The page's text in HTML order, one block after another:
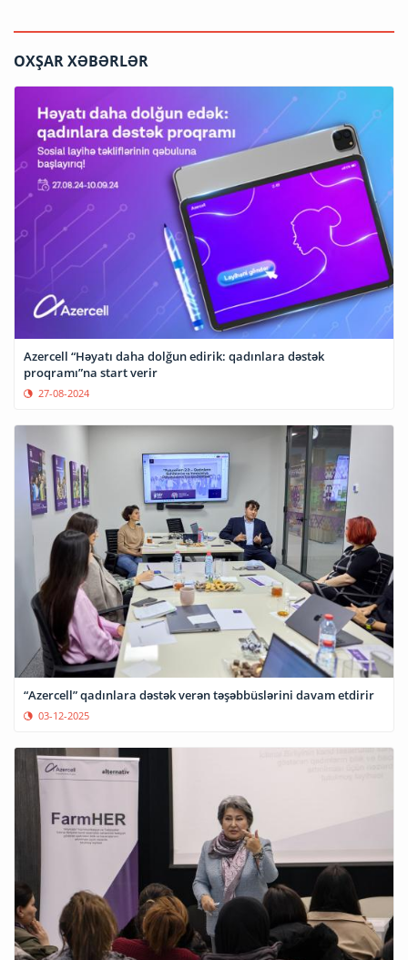
OXŞAR XƏBƏRLƏR
Azercell “Həyatı daha dolğun edirik: qadınlara dəstək
proqramı”na start verir
27-08-2024
“Azercell” qadınlara dəstək verən təşəbbüslərini davam etdirir
03-12-2025